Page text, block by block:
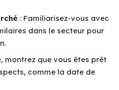
: Familiarisez-vous avec
dans le secteur pour
montrez que vous êtes prêt
comme la date de